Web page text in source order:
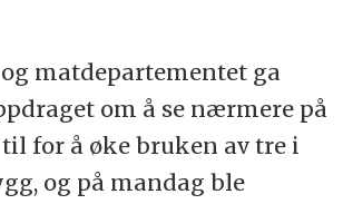
matdepartementet ga
om å se nærmere på
for å øke bruken av tre i
og på mandag ble